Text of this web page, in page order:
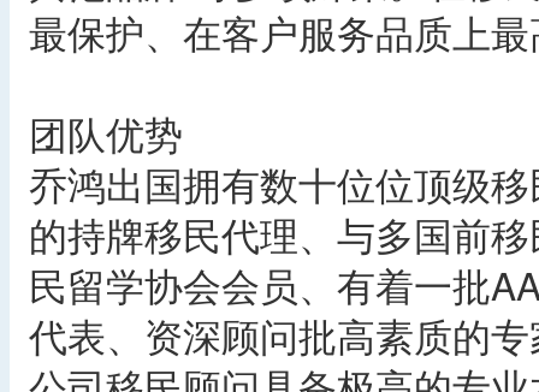
最保护、在客户服务品质上
团队优势
乔鸿出国拥有数十位位顶级
的持牌移民代理、与多国前
民留学协会会员、有着一批
代表、资深顾问批高素质的